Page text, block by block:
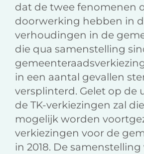
dat de twee fenomenen
doorwerking hebben in
verhoudingen in de
die qua samenstelling
in een aantal gevallen
versplinterd. Gelet op de
de TK-verkiezingen zal
mogelijk worden
verkiezingen voor de
in 2018. De samenstelling